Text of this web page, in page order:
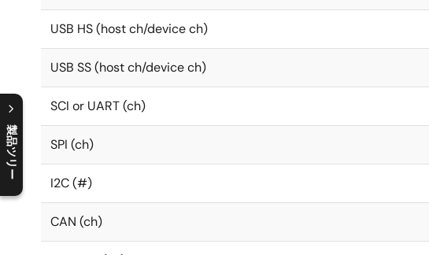
製品ツリー
C
l
o
s
e
p
r
o
d
u
c
t
t
r
e
e
m
e
n
O
p
e
n
p
r
o
d
u
c
t
t
r
e
e
m
e
n
USB HS (host ch/device ch)
USB SS (host ch/device ch)
SCI or UART (ch)
SPI (ch)
I2C (#)
CAN (ch)